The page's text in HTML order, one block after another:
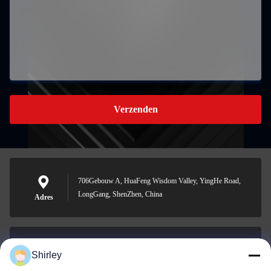
Verzenden
Adres
706Gebouw A, HuaFeng Wisdom Valley, YingHe Road,
LongGang, ShenZhen, China
Shirley